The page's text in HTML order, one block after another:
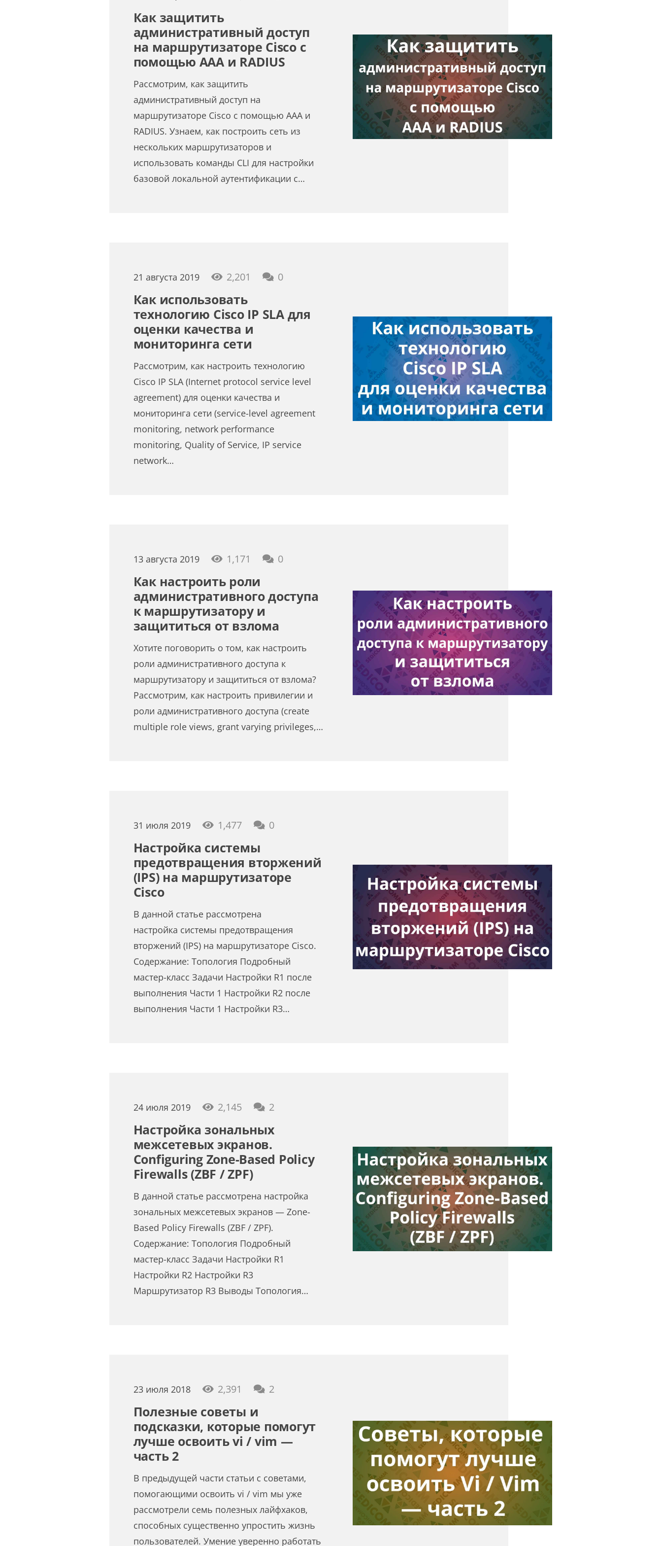
Как защитить
административный доступ
на маршрутизаторе Cisco с
помощью AAA и RADIUS
Рассмотрим, как защитить
административный доступ на
маршрутизаторе Cisco с помощью AAA и
RADIUS. Узнаем, как построить сеть из
нескольких маршрутизаторов и
использовать команды CLI для настройки
базовой локальной аутентификации с…
21 августа 2019 2,201 0
Как использовать
технологию Cisco IP SLA для
оценки качества и
мониторинга сети
Рассмотрим, как настроить технологию
Cisco IP SLA (Internet protocol service level
agreement) для оценки качества и
мониторинга сети (service-level agreement
monitoring, network performance
monitoring, Quality of Service, IP service
network…
13 августа 2019 1,171 0
Как настроить роли
административного доступа
к маршрутизатору и
защититься от взлома
Хотите поговорить о том, как настроить
роли административного доступа к
маршрутизатору и защититься от взлома?
Рассмотрим, как настроить привилегии и
роли административного доступа (create
multiple role views, grant varying privileges,…
31 июля 2019 1,477 0
Настройка системы
предотвращения вторжений
(IPS) на маршрутизаторе
Cisco
В данной статье рассмотрена
настройка системы предотвращения
вторжений (IPS) на маршрутизаторе Cisco.
Содержание: Топология Подробный
мастер-класс Задачи Настройки R1 после
выполнения Части 1 Настройки R2 после
выполнения Части 1 Настройки R3…
24 июля 2019 2,145 2комментария
Настройка зональных
межсетевых экранов.
Configuring Zone-Based Policy
Firewalls (ZBF / ZPF)
В данной статье рассмотрена настройка
зональных межсетевых экранов — Zone-
Based Policy Firewalls (ZBF / ZPF).
Содержание: Топология Подробный
мастер-класс Задачи Настройки R1
Настройки R2 Настройки R3
Маршрутизатор R3 Выводы Топология…
23 июля 2018 2,391 2комментария
Полезные советы и
подсказки, которые помогут
лучше освоить vi / vim —
часть 2
В предыдущей части статьи с советами,
помогающими освоить vi / vim мы уже
рассмотрели семь полезных лайфхаков,
способных существенно упростить жизнь
пользователей. Умение уверенно работать